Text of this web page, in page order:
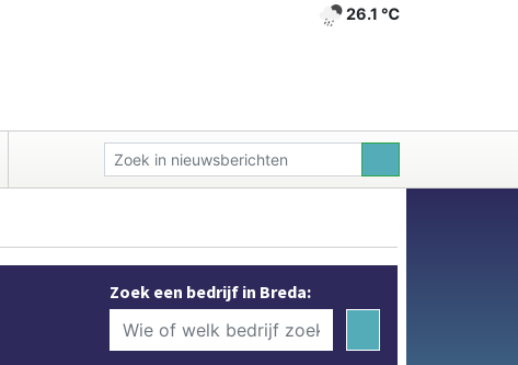
26.1 ℃
Zoek een bedrijf in Breda: